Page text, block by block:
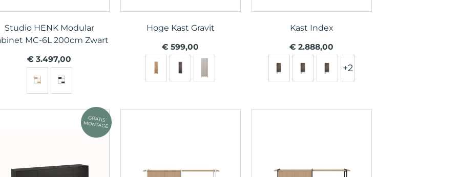
Studio HENK Modular
MC-6L 200cm Zwart
€ 3.497,00
Hoge Kast Gravit
€ 599,00
Kast Index
€ 2.888,00
+2